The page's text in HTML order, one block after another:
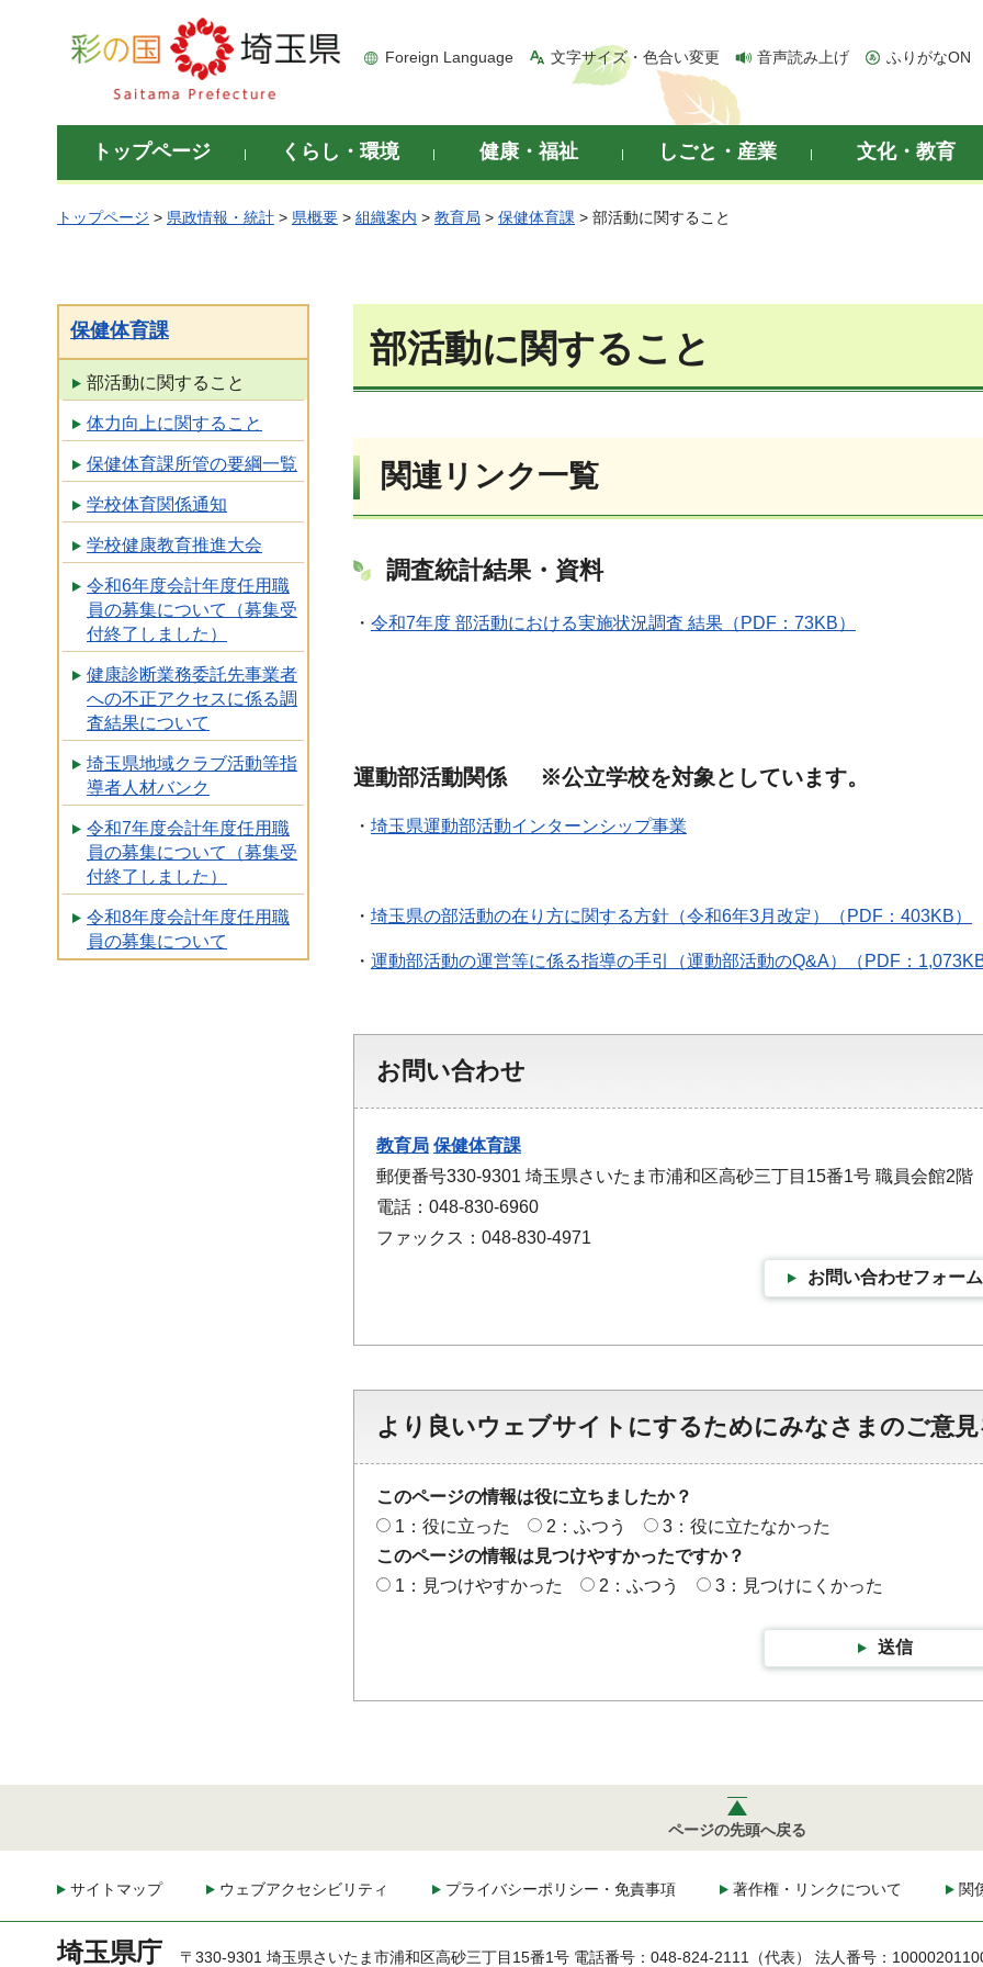
彩の国 埼玉県
Foreign Language 文字サイズ・色合い変更 音声読み上げ ふりがなON
トップページ くらし・環境 健康・福祉 しごと・産業 文化・教育
トップページ > 県政情報・統計 > 県概要 > 組織案内 > 教育局 > 保健体育課 > 部活動に関すること
保健体育課
部活動に関すること
体力向上に関すること
保健体育課所管の要綱一覧
学校体育関係通知
学校健康教育推進大会
令和6年度会計年度任用職
員の募集について（募集受
付終了しました）
健康診断業務委託先事業者
への不正アクセスに係る調
査結果について
埼玉県地域クラブ活動等指
導者人材バンク
令和7年度会計年度任用職
員の募集について（募集受
付終了しました）
令和8年度会計年度任用職
員の募集について
部活動に関すること
関連リンク一覧
調査統計結果・資料
・ 令和7年度 部活動における実施状況調査 結果（PDF：73KB）
運動部活動関係 ※公立学校を対象としています。
・ 埼玉県運動部活動インターンシップ事業
・ 埼玉県の部活動の在り方に関する方針（令和6年3月改定）（PDF：403KB）
・ 運動部活動の運営等に係る指導の手引（運動部活動のQ&A）（PDF：
お問い合わせ
教育局 保健体育課
郵便番号330-9301 埼玉県さいたま市浦和区高砂三丁目15番1号 職員会館2階
電話：048-830-6960
ファックス：048-830-4971
お問い合わせフォーム
より良いウェブサイトにするためにみなさまのご意
このページの情報は役に立ちましたか？
1：役に立った
2：ふつう
3：役に立たなかった
このページの情報は見つけやすかったですか？
1：見つけやすかった
2：ふつう 3：見つけにくかった
送信
ページの先頭へ戻る
サイトマップ ウェブアクセシビリティ プライバシーポリシー・免責事項 著作権・リンクについて 関
埼玉県庁 〒330-9301 埼玉県さいたま市浦和区高砂三丁目15番1号 電話番号：048-824-2111（代表） 法人番号：